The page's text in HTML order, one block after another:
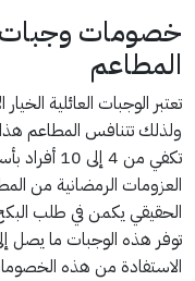
خصومات وجبات
المطاعم
تعتبر الوجبات العائلية
ولذلك تتنافس المطاعم
تكفي من 4
الحقيقي يكمن في طلب
الاستفادة من هذه